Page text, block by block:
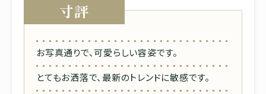
寸評
お写真通りで、可愛らしい容姿です。
とてもお洒落で、最新のトレンドに敏感です。